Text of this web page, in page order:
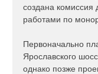
создана комиссия
работами по
Первоначально
Ярославского
однако позже